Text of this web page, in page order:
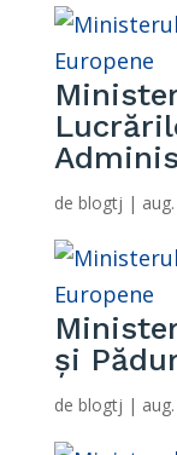
de blogtj |
și
de blogtj |